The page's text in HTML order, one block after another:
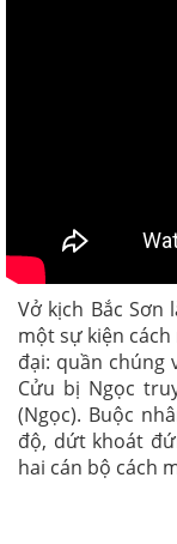
Vở kịch Bắc
một sự kiện
đại: quần chúng
Cửu bị Ngọc
(Ngọc). Buộc
độ, dứt khoát
hai cán bộ cách